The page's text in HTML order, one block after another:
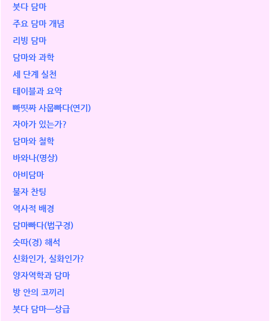
붓다 담마
주요 담마 개념
리빙 담마
담마와 과학
세 단계 실천
테이블과 요약
빠띳짜 사뭅빠다(연기)
자아가 있는가?
담마와 철학
바와나(명상)
아비담마
불자 찬팅
역사적 배경
담마빠다(법구경)
숫따(경) 해석
신화인가, 실화인가?
양자역학과 담마
방 안의 코끼리
붓다 담마ㅡ상급